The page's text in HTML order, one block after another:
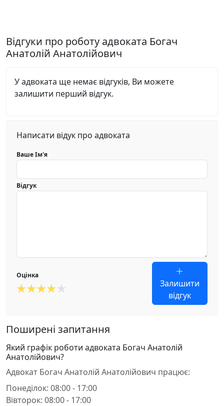
Відгуки про роботу адвоката Богач
Анатолій Анатолійович
У адвоката ще немає відгуків, Ви можете
залишити перший відгук.
Написати відук про адвоката
Ваше Ім'я
Відгук
Оцінка
Залишити
відгук
Поширені запитання
Який графік роботи адвоката Богач Анатолій
Анатолійович?
Адвокат Богач Анатолій Анатолійович працює:
Понеділок: 08:00 - 17:00
Вівторок: 08:00 - 17:00